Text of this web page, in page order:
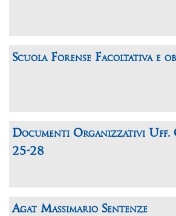
Scuola Forense Facoltativa e
Documenti Organizzativi
25-28
Agat Massimario Sentenze